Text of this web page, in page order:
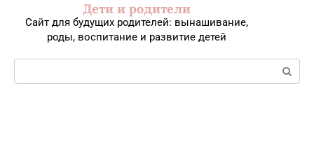
Дети и родители
Сайт для будущих родителей: вынашивание,
роды, воспитание и развитие детей
Поиск: